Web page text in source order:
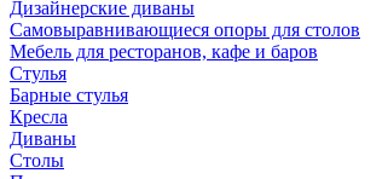
Дизайнерские диваны
Самовыравнивающиеся опоры для столов
Мебель для ресторанов, кафе и баров
Стулья
Барные стулья
Кресла
Диваны
Столы